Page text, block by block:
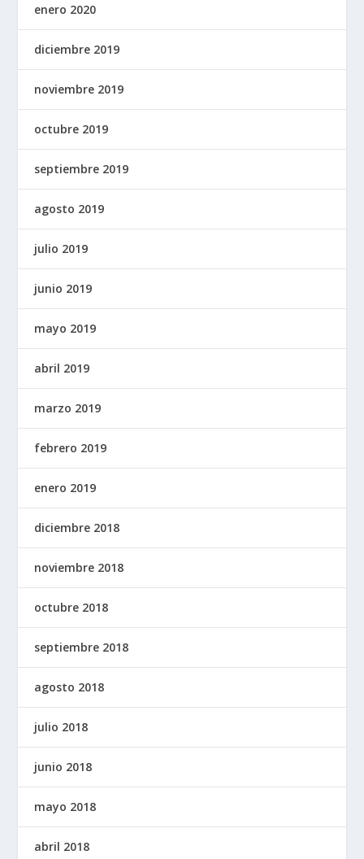
enero 2020
diciembre 2019
noviembre 2019
octubre 2019
septiembre 2019
agosto 2019
julio 2019
junio 2019
mayo 2019
abril 2019
marzo 2019
febrero 2019
enero 2019
diciembre 2018
noviembre 2018
octubre 2018
septiembre 2018
agosto 2018
julio 2018
junio 2018
mayo 2018
abril 2018